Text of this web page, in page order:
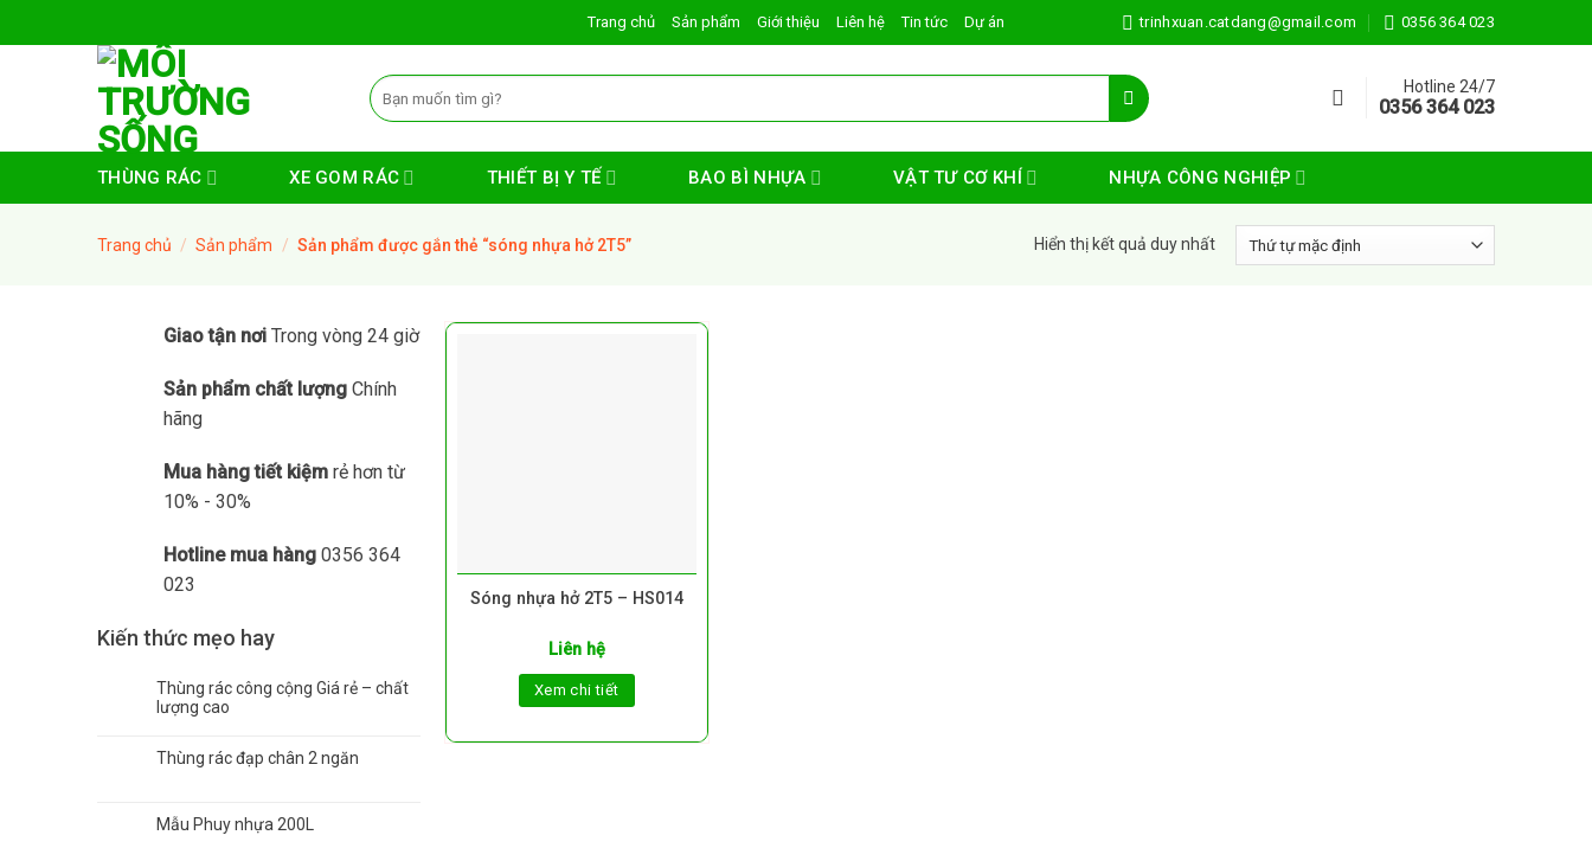
to
Trang chủ Sản phẩm Giới thiệu Liên hệ Tin tức Dự án trinhxuan.catdang@gmail.com 0356 364 023
Tìm
kiếm:
Hotline 24/7
0356 364 023
THÙNG RÁC XE GOM RÁC THIẾT BỊ Y TẾ BAO BÌ NHỰA VẬT TƯ CƠ KHÍ NHỰA CÔNG NGHIỆP
Trang chủ / Sản phẩm / Sản phẩm được gắn thẻ “sóng nhựa hở 2T5” Hiển thị kết quả duy nhất
Giao tận nơi Trong vòng 24 giờ
Sản phẩm chất lượng Chính
hãng
Mua hàng tiết kiệm rẻ hơn từ
10% - 30%
Hotline mua hàng 0356 364
023
Kiến thức mẹo hay
Thùng rác công cộng Giá rẻ – chất
lượng cao
Thùng rác đạp chân 2 ngăn
Mẫu Phuy nhựa 200L
Sóng nhựa hở 2T5 – HS014
Liên hệ
Xem chi tiết